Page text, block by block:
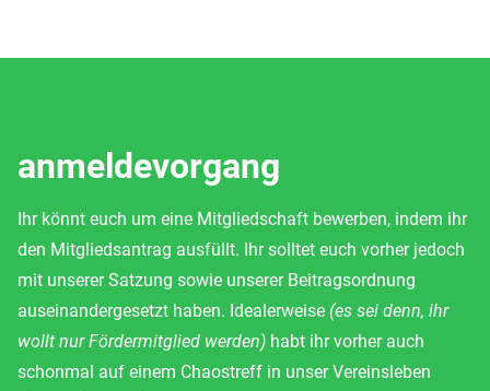
anmeldevorgang
Ihr könnt euch um eine Mitgliedschaft bewerben, indem ihr
den Mitgliedsantrag ausfüllt. Ihr solltet euch vorher jedoch
mit unserer Satzung sowie unserer Beitragsordnung
auseinandergesetzt haben. Idealerweise (es sei denn, ihr
wollt nur Fördermitglied werden) habt ihr vorher auch
schonmal auf einem Chaostreff in unser Vereinsleben